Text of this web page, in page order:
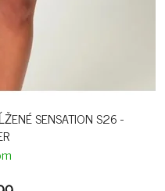
SENSATION S26 -